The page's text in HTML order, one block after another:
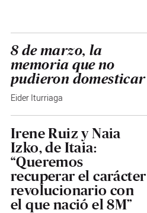
8 de marzo, la
memoria que no
pudieron domesticar
Eider Iturriaga
Irene Ruiz y Naia
Izko, de Itaia:
“Queremos
recuperar el carácter
revolucionario con
el que nació el 8M”